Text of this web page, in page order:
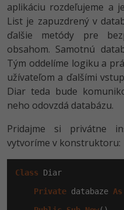
aplikáciu rozdeľujeme a
List je zapuzdrený v
ďalšie metódy pre
obsahom. Samotnú
Tým oddelíme logiku a
užívateľom a ďalšími
Diar teda bude
neho odovzdá databázu.
Pridajme si privátne
vytvoríme v konstruktoru:
Class Diar
Private databaze As